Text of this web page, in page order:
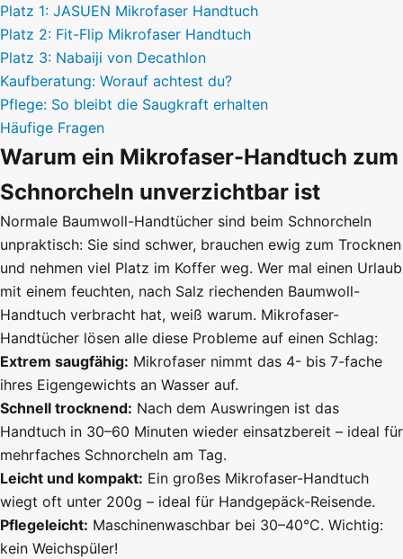
Platz 1: JASUEN Mikrofaser Handtuch
Platz 2: Fit-Flip Mikrofaser Handtuch
Platz 3: Nabaiji von Decathlon
Kaufberatung: Worauf achtest du?
Pflege: So bleibt die Saugkraft erhalten
Häufige Fragen
Warum ein Mikrofaser-Handtuch zum
Schnorcheln unverzichtbar ist
Normale Baumwoll-Handtücher sind beim Schnorcheln
unpraktisch: Sie sind schwer, brauchen ewig zum Trocknen
und nehmen viel Platz im Koffer weg. Wer mal einen Urlaub
mit einem feuchten, nach Salz riechenden Baumwoll-
Handtuch verbracht hat, weiß warum. Mikrofaser-
Handtücher lösen alle diese Probleme auf einen Schlag:
Extrem saugfähig: Mikrofaser nimmt das 4- bis 7-fache
ihres Eigengewichts an Wasser auf.
Schnell trocknend: Nach dem Auswringen ist das
Handtuch in 30–60 Minuten wieder einsatzbereit – ideal für
mehrfaches Schnorcheln am Tag.
Leicht und kompakt: Ein großes Mikrofaser-Handtuch
wiegt oft unter 200g – ideal für Handgepäck-Reisende.
Pflegeleicht: Maschinenwaschbar bei 30–40°C. Wichtig:
kein Weichspüler!